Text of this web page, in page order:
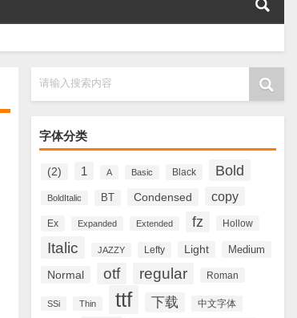
请输入搜索内容
字体分类
(2) 1 A Basic Black Bold
BoldItalic BT Condensed copy
Ex Expanded Extended fz Hollow
Italic JAZZY Lefty Light Medium
Normal otf regular Roman
SSi Thin ttf 下载 中文字体